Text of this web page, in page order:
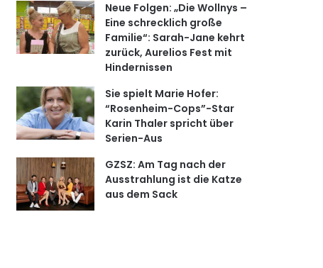
Neue Folgen: „Die Wollnys –
Eine schrecklich große
Familie“: Sarah-Jane kehrt
zurück, Aurelios Fest mit
Hindernissen
Sie spielt Marie Hofer:
“Rosenheim-Cops”-Star
Karin Thaler spricht über
Serien-Aus
GZSZ: Am Tag nach der
Ausstrahlung ist die Katze
aus dem Sack